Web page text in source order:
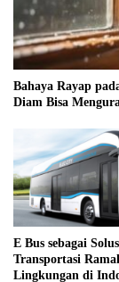
Bahaya Rayap
Diam Bisa
E Bus sebagai
Transportasi
Lingkungan di